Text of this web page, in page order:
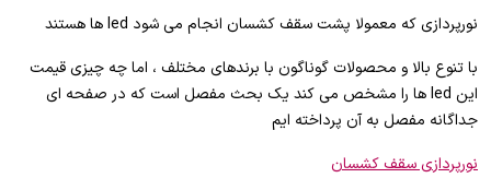
نورپردازی که معمولا پشت سقف کشسان انجام می شود led ها هستند
با تنوع بالا و محصولات گوناگون با برندهای مختلف ، اما چه چیزی قیمت
این led ها را مشخص می کند یک بحث مفصل است که در صفحه ای
جداگانه مفصل به آن پرداخته ایم
نورپردازی سقف کشسان